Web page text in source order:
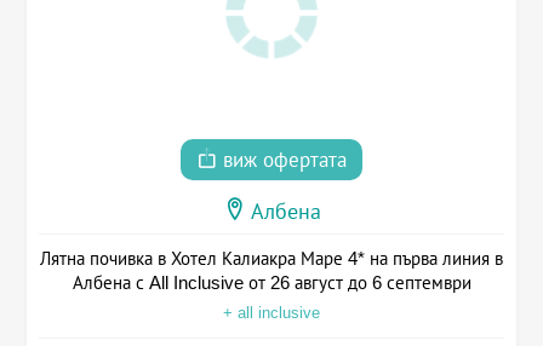
виж офертата
Албена
Лятна почивка в Хотел Калиакра Маре 4* на първа линия в
Албена с All Inclusive от 26 август до 6 септември
+ all inclusive